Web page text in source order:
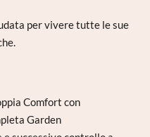
per vivere tutte le sue
Comfort con
Garden